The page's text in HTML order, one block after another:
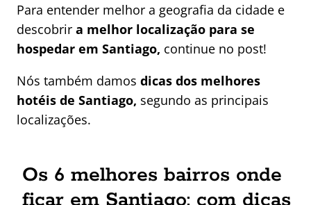
Para entender melhor a geografia da cidade e
descobrir a melhor localização para se
hospedar em Santiago, continue no post!
Nós também damos dicas dos melhores
hotéis de Santiago, segundo as principais
localizações.
Os 6 melhores bairros onde